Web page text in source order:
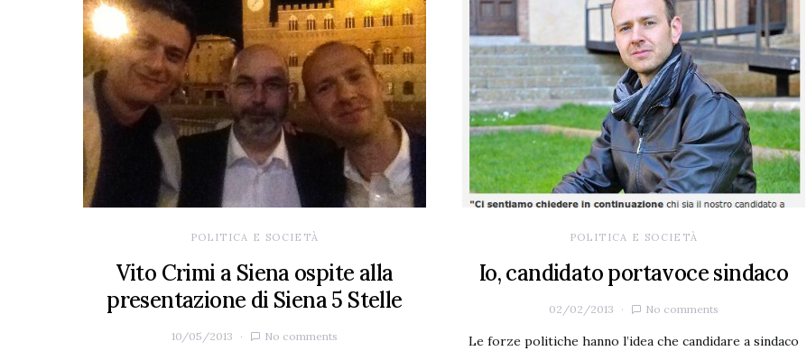
POLITICA E SOCIETÀ
Vito Crimi a Siena ospite alla
presentazione di Siena 5 Stelle
10/05/2013 No comments
POLITICA E SOCIETÀ
Io, candidato portavoce sindaco
02/02/2013 No comments
Le forze politiche hanno l’idea che candidare a sindaco